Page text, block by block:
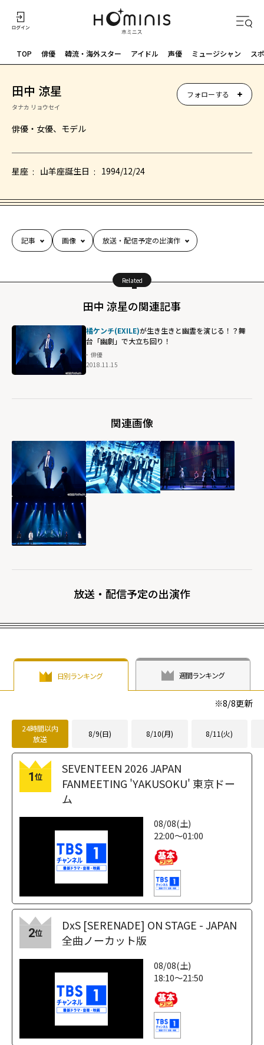
TOP 俳優 韓流・海外スター アイドル 声優 ミュージシャン ス
田中 涼星
タナカ リョウセイ
俳優・女優、モデル
フォローする
星座 山羊座誕生日 1994/12/24
記事 画像 放送・配信予定の出演作
Related
田中 涼星の関連記事
橘ケンチ(EXILE)が生き生きと幽霊を演じる！？舞
台「幽劇」で大立ち回り！
俳優
2018.11.15
関連画像
放送・配信予定の出演作
日別ランキング 週間ランキング
※8/8更新
24時間以内
放送
8/9(日) 8/10(月) 8/11(火)
1位
SEVENTEEN 2026 JAPAN
FANMEETING 'YAKUSOKU' 東京ドー
ム
08/08(土)
22:00～01:00
2位
DxS [SERENADE] ON STAGE - JAPAN
全曲ノーカット版
08/08(土)
18:10～21:50